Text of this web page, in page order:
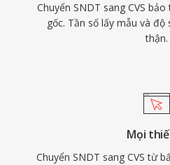
Chuyển SNDT sang CVS
gốc. Tần số lấy mẫu và
thận.
Mọi
Chuyển SNDT sang CVS từ